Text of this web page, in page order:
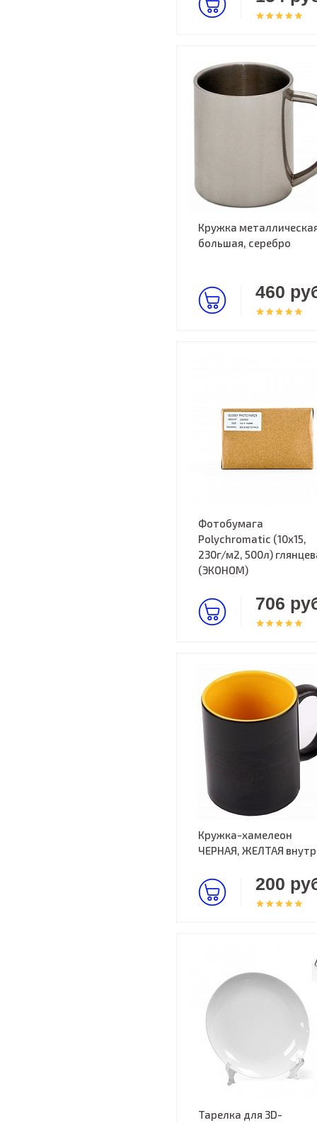
Кружка
большая, серебро
460
Фотобумага
Polychromatic (10x15,
230г/м2, 500л)
(ЭКОНОМ)
706
Кружка-хамелеон
ЧЕРНАЯ, ЖЕЛТАЯ
200
Тарелка для 3D-